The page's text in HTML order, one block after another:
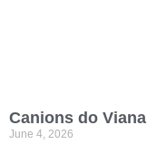
Canions do Viana
June 4, 2026